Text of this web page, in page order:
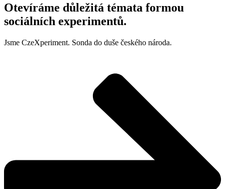
Otevíráme důležitá témata formou
sociálních experimentů.
Jsme CzeXperiment. Sonda do duše českého národa.